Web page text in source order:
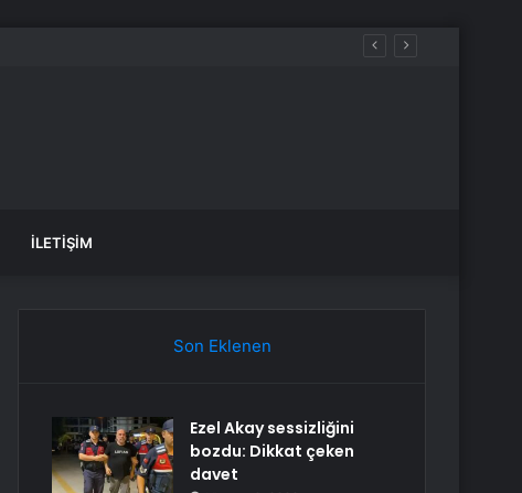
İLETIŞIM
Son Eklenen
Ezel Akay sessizliğini
bozdu: Dikkat çeken
davet